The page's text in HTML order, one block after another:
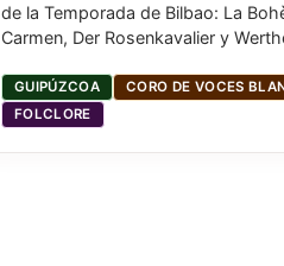
de la Temporada de Bilbao: La
Carmen, Der Rosenkavalier y
GUIPÚZCOA
CORO DE VOCES
FOLCLORE